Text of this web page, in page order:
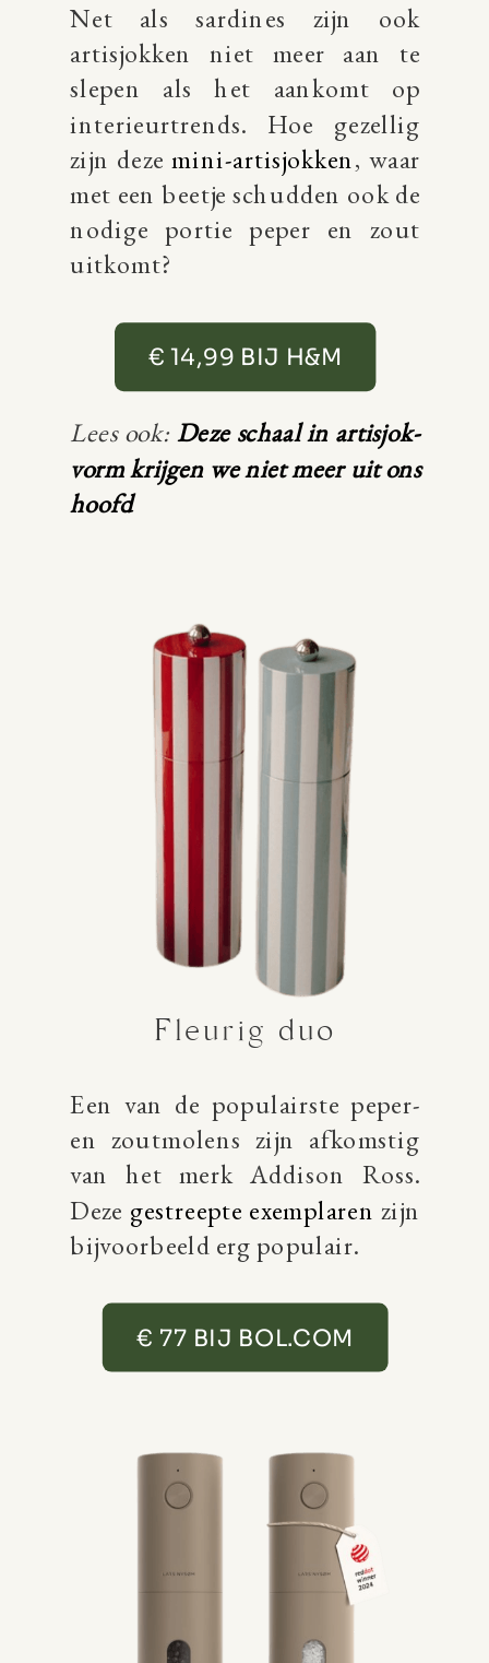
Net als sardines zijn ook
artisjokken niet meer aan te
slepen als het aankomt op
interieurtrends. Hoe gezellig
zijn dezemini-artisjokken, waar
met een beetje schudden ook de
nodige portie peper en zout
uitkomt?
€ 14,99 BIJ H&M
Lees ook: Deze schaal in artisjok-
vorm krijgen we niet meer uit ons
hoofd
Fleurig duo
Een van de populairste peper-
en zoutmolens zijn afkomstig
van het merk Addison Ross.
Deze gestreepte exemplaren zijn
bijvoorbeeld erg populair.
€ 77 BIJ BOL.COM